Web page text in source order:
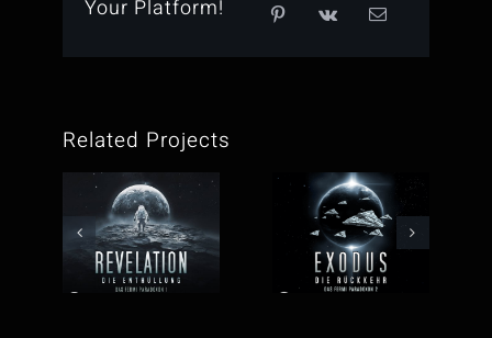
Your Platform!
Related Projects